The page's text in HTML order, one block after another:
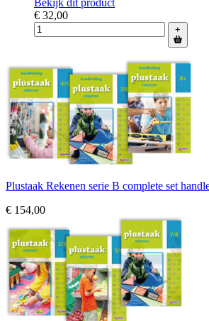
Bekijk dit product
€ 32,00
+
Plustaak Rekenen serie B complete set
€ 154,00